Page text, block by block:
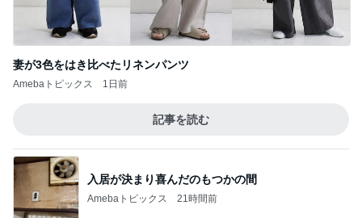
妻が3色をはき比べたリネンパンツ
Amebaトピックス 1日前
記事を読む
入居が決まり喜んだのもつかの間
Amebaトピックス 21時間前